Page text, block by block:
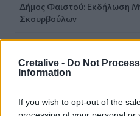
Cretalive - Do Not
Information
If you wish to opt-out of the
Δήμος Φαιστού: Εκδήλωση
Σκουρβούλων
Περιφέρεια Κρήτης: Μισό
ασφάλειας
12:56
Έρχονται νέες προσλήψεις